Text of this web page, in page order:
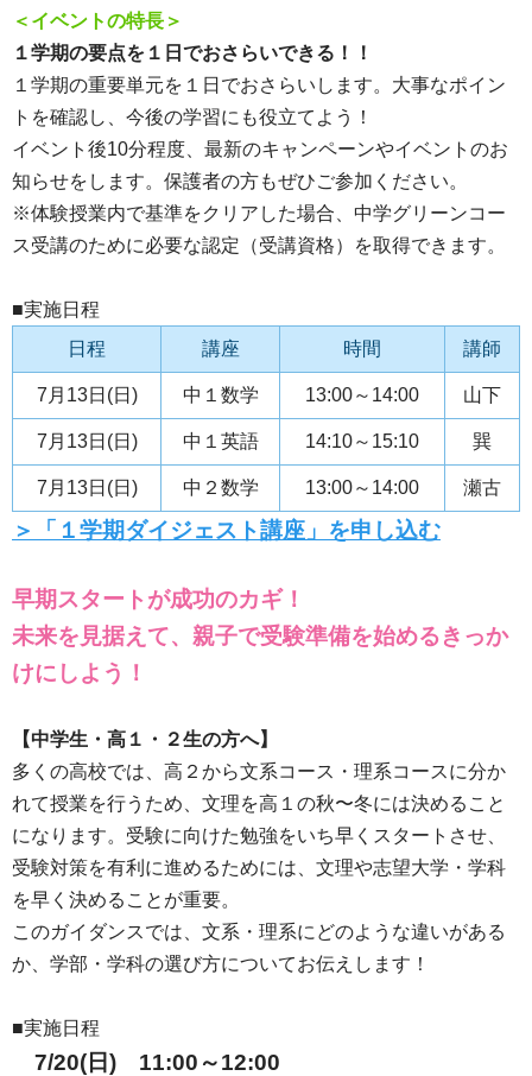
＜イベントの特長＞
１学期の要点を１日でおさらいできる！！
１学期の重要単元を１日でおさらいします。大事なポイン
トを確認し、今後の学習にも役立てよう！
イベント後10分程度、最新のキャンペーンやイベントのお
知らせをします。保護者の方もぜひご参加ください。
※体験授業内で基準をクリアした場合、中学グリーンコー
ス受講のために必要な認定（受講資格）を取得できます。
■実施日程
日程
講座 時間 講師
7月13日(日) 中１数学 13:00～14:00 山下
7月13日(日) 中１英語 14:10～15:10 巽
7月13日(日) 中２数学 13:00～14:00 瀬古
＞「１学期ダイジェスト講座」を申し込む
早期スタートが成功のカギ！
未来を見据えて、親子で受験準備を始めるきっか
けにしよう！
【中学生・高１・２生の方へ】
多くの高校では、高２から文系コース・理系コースに分か
れて授業を行うため、文理を高１の秋〜冬には決めること
になります。受験に向けた勉強をいち早くスタートさせ、
受験対策を有利に進めるためには、文理や志望大学・学科
を早く決めることが重要。
このガイダンスでは、文系・理系にどのような違いがある
か、学部・学科の選び方についてお伝えします！
■実施日程
7/20(日) 11:00～12:00